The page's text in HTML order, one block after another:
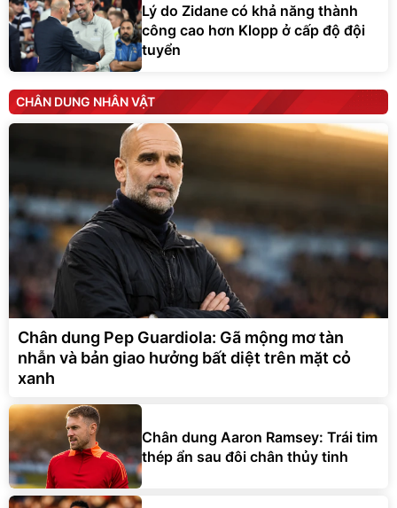
Lý do Zidane có khả năng thành
công cao hơn Klopp ở cấp độ đội
tuyển
CHÂN DUNG NHÂN VẬT
Chân dung Pep Guardiola: Gã mộng mơ tàn
nhẫn và bản giao hưởng bất diệt trên mặt cỏ
xanh
Chân dung Aaron Ramsey: Trái tim
thép ẩn sau đôi chân thủy tinh